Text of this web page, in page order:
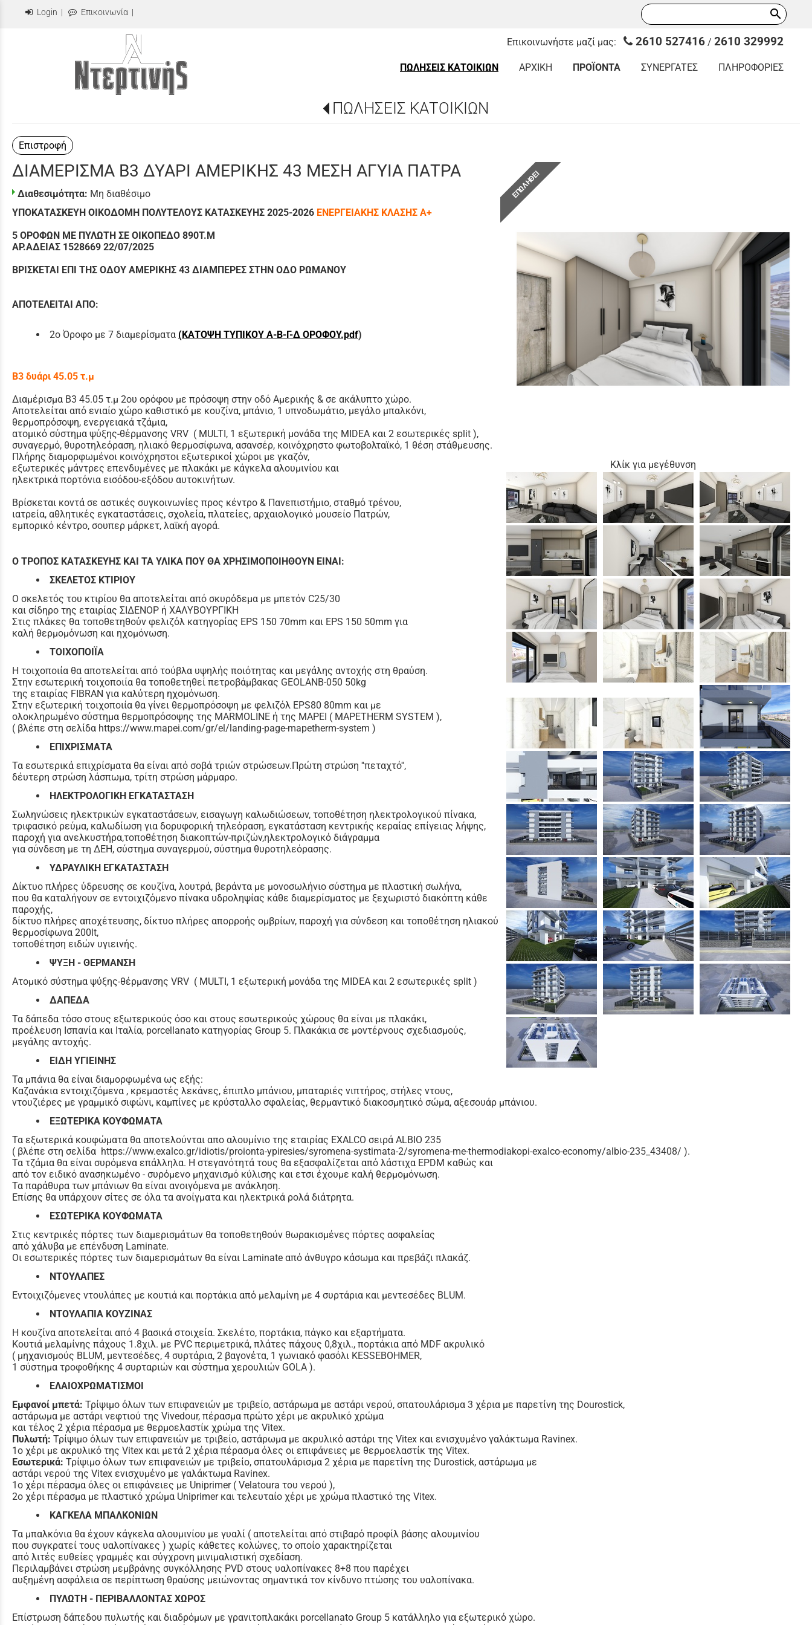
Login | Επικοινωνία | search
Επικοινωνήστε μαζί μας: 2610 527416 / 2610 329992
ΠΩΛΗΣΕΙΣ ΚΑΤΟΙΚΙΩΝ ΑΡΧΙΚΗ ΠΡΟΪΟΝΤΑ ΣΥΝΕΡΓΑΤΕΣ ΠΛΗΡΟΦΟΡΙΕΣ
ΠΩΛΗΣΕΙΣ ΚΑΤΟΙΚΙΩΝ
Επιστροφή
Κλίκ για μεγέθυνση
ΕΠΩΛΗΘΕΙ
ΔΙΑΜΕΡΙΣΜΑ Β3 ΔΥΑΡΙ ΑΜΕΡΙΚΗΣ 43 ΜΕΣΗ ΑΓΥΙΑ ΠΑΤΡΑ
Διαθεσιμότητα: Μη διαθέσιμο
ΥΠΟΚΑΤΑΣΚΕΥΗ ΟΙΚΟΔΟΜΗ ΠΟΛΥΤΕΛΟΥΣ ΚΑΤΑΣΚΕΥΗΣ 2025-2026 ΕΝΕΡΓΕΙΑΚΗΣ ΚΛΑΣΗΣ Α+
5 ΟΡΟΦΩΝ ΜΕ ΠΥΛΩΤΗ ΣΕ ΟΙΚΟΠΕΔΟ 890Τ.Μ
ΑΡ.ΑΔΕΙΑΣ 1528669 22/07/2025
ΒΡΙΣΚΕΤΑΙ ΕΠΙ ΤΗΣ ΟΔΟΥ ΑΜΕΡΙΚΗΣ 43 ΔΙΑΜΠΕΡΕΣ ΣΤΗΝ ΟΔΟ ΡΩΜΑΝΟΥ
ΑΠΟΤΕΛΕΙΤΑΙ ΑΠΟ:
2ο Όροφο με 7 διαμερίσματα (ΚΑΤΟΨΗ ΤΥΠΙΚΟΥ Α-Β-Γ-Δ ΟΡΟΦΟΥ.pdf)
Β3 δυάρι 45.05 τ.μ
Διαμέρισμα Β3 45.05 τ.μ 2ου ορόφου με πρόσοψη στην οδό Αμερικής & σε ακάλυπτο χώρο.
Αποτελείται από ενιαίο χώρο καθιστικό με κουζίνα, μπάνιο, 1 υπνοδωμάτιο, μεγάλο μπαλκόνι,
θερμοπρόσοψη, ενεργειακά τζάμια,
ατομικό σύστημα ψύξης-θέρμανσης VRV ( MULTI, 1 εξωτερική μονάδα της MIDEA και 2 εσωτερικές split ),
συναγερμό, θυροτηλεόραση, ηλιακό θερμοσίφωνα, ασανσέρ, κοινόχρηστο φωτοβολταϊκό, 1 θέση στάθμευσης.
Πλήρης διαμορφωμένοι κοινόχρηστοι εξωτερικοί χώροι με γκαζόν,
εξωτερικές μάντρες επενδυμένες με πλακάκι με κάγκελα αλουμινίου και
ηλεκτρικά πορτόνια εισόδου-εξόδου αυτοκινήτων.
Βρίσκεται κοντά σε αστικές συγκοινωνίες προς κέντρο & Πανεπιστήμιο, σταθμό τρένου,
ιατρεία, αθλητικές εγκαταστάσεις, σχολεία, πλατείες, αρχαιολογικό μουσείο Πατρών,
εμπορικό κέντρο, σουπερ μάρκετ, λαϊκή αγορά.
Ο ΤΡΟΠΟΣ ΚΑΤΑΣΚΕΥΗΣ ΚΑΙ ΤΑ ΥΛΙΚΑ ΠΟΥ ΘΑ ΧΡΗΣΙΜΟΠΟΙΗΘΟΥΝ ΕΙΝΑΙ:
ΣΚΕΛΕΤΟΣ ΚΤΙΡΙΟΥ
Ο σκελετός του κτιρίου θα αποτελείται από σκυρόδεμα με μπετόν C25/30
και σίδηρο της εταιρίας ΣΙΔΕΝΟΡ ή ΧΑΛΥΒΟΥΡΓΙΚΗ
Στις πλάκες θα τοποθετηθούν φελιζόλ κατηγορίας EPS 150 70mm και EPS 150 50mm για
καλή θερμομόνωση και ηχομόνωση.
ΤΟΙΧΟΠΟΙΪΑ
Η τοιχοποιία θα αποτελείται από τούβλα υψηλής ποιότητας και μεγάλης αντοχής στη θραύση.
Στην εσωτερική τοιχοποιία θα τοποθετηθεί πετροβάμβακας GEOLANB-050 50kg
της εταιρίας FIBRAN για καλύτερη ηχομόνωση.
Στην εξωτερική τοιχοποιία θα γίνει θερμοπρόσοψη με φελιζόλ EPS80 80mm και με
ολοκληρωμένο σύστημα θερμοπρόσοψης της MARMOLINE ή της MAPEI ( MAPETHERM SYSTEM ),
( βλέπε στη σελίδα https://www.mapei.com/gr/el/landing-page-mapetherm-system )
ΕΠΙΧΡΙΣΜΑΤΑ
Τα εσωτερικά επιχρίσματα θα είναι από σοβά τριών στρώσεων.Πρώτη στρώση ''πεταχτό'',
δέυτερη στρώση λάσπωμα, τρίτη στρώση μάρμαρο.
ΗΛΕΚΤΡΟΛΟΓΙΚΗ ΕΓΚΑΤΑΣΤΑΣΗ
Σωληνώσεις ηλεκτρικών εγκαταστάσεων, εισαγωγη καλωδιώσεων, τοποθέτηση ηλεκτρολογικού πίνακα,
τριφασικό ρεύμα, καλωδίωση για δορυφορική τηλεόραση, εγκατάσταση κεντρικής κεραίας επίγειας λήψης,
παροχή για ανελκυστήρα,τοποθέτηση διακοπτών-πριζών,ηλεκτρολογικό διάγραμμα
για σύνδεση με τη ΔΕΗ, σύστημα συναγερμού, σύστημα θυροτηλεόρασης.
ΥΔΡΑΥΛΙΚΗ ΕΓΚΑΤΑΣΤΑΣΗ
Δίκτυο πλήρες ύδρευσης σε κουζίνα, λουτρά, βεράντα με μονοσωλήνιο σύστημα με πλαστική σωλήνα,
που θα καταλήγουν σε εντοιχιζόμενο πίνακα υδροληψίας κάθε διαμερίσματος με ξεχωριστό διακόπτη κάθε
παροχής,
δίκτυο πλήρες αποχέτευσης, δίκτυο πλήρες απορροής ομβρίων, παροχή για σύνδεση και τοποθέτηση ηλιακού
θερμοσίφωνα 200lt,
τοποθέτηση ειδών υγιεινής.
ΨΥΞΗ - ΘΕΡΜΑΝΣΗ
Ατομικό σύστημα ψύξης-θέρμανσης VRV ( MULTI, 1 εξωτερική μονάδα της MIDEA και 2 εσωτερικές split )
ΔΑΠΕΔΑ
Τα δάπεδα τόσο στους εξωτερικούς όσο και στους εσωτερικούς χώρους θα είναι με πλακάκι,
προέλευση Ισπανία και Ιταλία, porcellanato κατηγορίας Group 5. Πλακάκια σε μοντέρνους σχεδιασμούς,
μεγάλης αντοχής.
ΕΙΔΗ ΥΓΙΕΙΝΗΣ
Τα μπάνια θα είναι διαμορφωμένα ως εξής:
Καζανάκια εντοιχιζόμενα , κρεμαστές λεκάνες, έπιπλο μπάνιου, μπαταριές νιπτήρος, στήλες ντους,
ντουζιέρες με γραμμικό σιφώνι, καμπίνες με κρύσταλλο σφαλείας, θερμαντικό διακοσμητικό σώμα, αξεσουάρ μπάνιου.
ΕΞΩΤΕΡΙΚΑ ΚΟΥΦΩΜΑΤΑ
Τα εξωτερικά κουφώματα θα αποτελούνται απο αλουμίνιο της εταιρίας EXALCO σειρά ALBIO 235
( βλέπε στη σελίδα https://www.exalco.gr/idiotis/proionta-ypiresies/syromena-systimata-2/syromena-me-thermodiakopi-exalco-economy/albio-235_43408/ ).
Τα τζάμια θα είναι συρόμενα επάλληλα. Η στεγανότητά τους θα εξασφαλίζεται από λάστιχα EPDM καθώς και
από τον ειδικό ανασηκωμένο - συρόμενο μηχανισμό κύλισης και ετσι έχουμε καλή θερμομόνωση.
Τα παράθυρα των μπάνιων θα είναι ανοιγόμενα με ανάκληση.
Επίσης θα υπάρχουν σίτες σε όλα τα ανοίγματα και ηλεκτρικά ρολά διάτρητα.
ΕΣΩΤΕΡΙΚΑ ΚΟΥΦΩΜΑΤΑ
Στις κεντρικές πόρτες των διαμερισμάτων θα τοποθετηθούν θωρακισμένες πόρτες ασφαλείας
από χάλυβα με επένδυση Laminate.
Οι εσωτερικές πόρτες των διαμερισμάτων θα είναι Laminate από άνθυγρο κάσωμα και πρεβάζι πλακάζ.
ΝΤΟΥΛΑΠΕΣ
Εντοιχιζόμενες ντουλάπες με κουτιά και πορτάκια από μελαμίνη με 4 συρτάρια και μεντεσέδες BLUM.
ΝΤΟΥΛΑΠΙΑ ΚΟΥΖΙΝΑΣ
Η κουζίνα αποτελείται από 4 βασικά στοιχεία. Σκελέτο, πορτάκια, πάγκο και εξαρτήματα.
Κουτιά μελαμίνης πάχους 1.8χιλ. με PVC περιμετρικά, πλάτες πάχους 0,8χιλ., πορτάκια από MDF ακρυλικό
( μηχανισμούς BLUM, μεντεσέδες, 4 συρτάρια, 2 βαγονέτα, 1 γωνιακό φασόλι KESSEBOHMER,
1 σύστημα τροφοθήκης 4 συρταριών και σύστημα χερουλιών GOLA ).
ΕΛΑΙΟΧΡΩΜΑΤΙΣΜΟΙ
Εμφανοί μπετά: Τρίψιμο όλων των επιφανειών με τριβείο, αστάρωμα με αστάρι νερού, σπατουλάρισμα 3 χέρια με παρετίνη της Dourostick,
αστάρωμα με αστάρι νεφτιού της Vivedour, πέρασμα πρώτο χέρι με ακρυλικό χρώμα
και τέλος 2 χέρια πέρασμα με θερμοελαστίκ χρώμα της Vitex.
Πυλωτή: Τρίψιμο όλων των επιφανειών με τριβείο, αστάρωμα με ακρυλικό αστάρι της Vitex και ενισχυμένο γαλάκτωμα Ravinex.
1o χέρι με ακρυλικό της Vitex και μετά 2 χέρια πέρασμα όλες οι επιφάνειες με θερμοελαστίκ της Vitex.
Εσωτερικά: Τρίψιμο όλων των επιφανειών με τριβείο, σπατουλάρισμα 2 χέρια με παρετίνη της Durostick, αστάρωμα με
αστάρι νερού της Vitex ενισχυμένο με γαλάκτωμα Ravinex.
1ο χέρι πέρασμα όλες οι επιφάνειες με Uniprimer ( Velatoura του νερού ),
2ο χέρι πέρασμα με πλαστικό χρώμα Uniprimer και τελευταίο χέρι με χρώμα πλαστικό της Vitex.
ΚΑΓΚΕΛΑ ΜΠΑΛΚΟΝΙΩΝ
Τα μπαλκόνια θα έχουν κάγκελα αλουμινίου με γυαλί ( αποτελείται από στιβαρό προφίλ βάσης αλουμινίου
που συγκρατεί τους υαλοπίνακες ) χωρίς κάθετες κολώνες, το οποίο χαρακτηρίζεται
από λιτές ευθείες γραμμές και σύγχρονη μινιμαλιστική σχεδίαση.
Περιλαμβάνει στρώση μεμβράνης συγκόλλησης PVD στους υαλοπίνακες 8+8 που παρέχει
αυξημένη ασφάλεια σε περίπτωση θραύσης μειώνοντας σημαντικά τον κίνδυνο πτώσης του υαλοπίνακα.
ΠΥΛΩΤΗ - ΠΕΡΙΒΑΛΛΟΝΤΑΣ ΧΩΡΟΣ
Επίστρωση δάπεδου πυλωτής και διαδρόμων με γρανιτοπλακάκι porcellanato Group 5 κατάλληλο για εξωτερικό χώρο.